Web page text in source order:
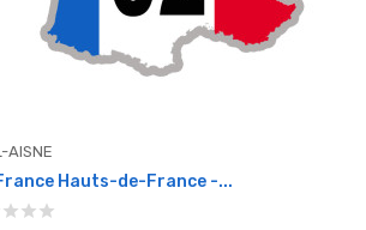
AISNE
Hauts-de-France -...